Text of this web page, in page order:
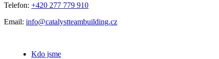
Telefon: +420 277 779 910
Email: info@catalystteambuilding.cz
Kdo jsme